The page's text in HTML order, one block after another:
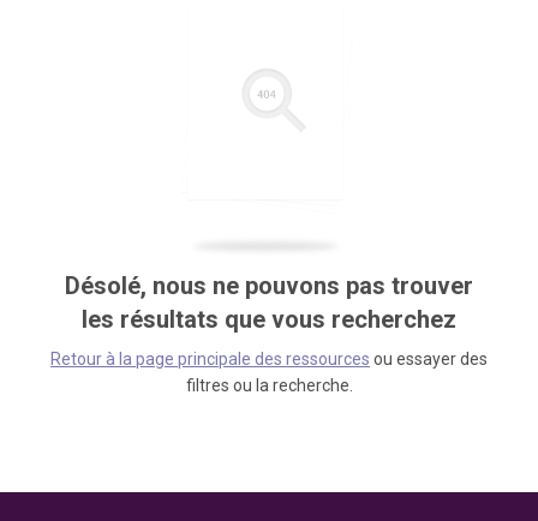
Désolé, nous ne pouvons pas trouver
les résultats que vous recherchez
Retour à la page principale des ressources ou essayer des
filtres ou la recherche.